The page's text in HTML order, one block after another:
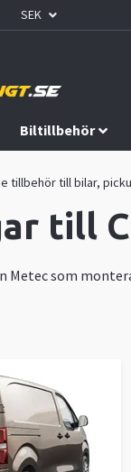
SEK
Biltillbehör
tillbehör till bilar,
till
som